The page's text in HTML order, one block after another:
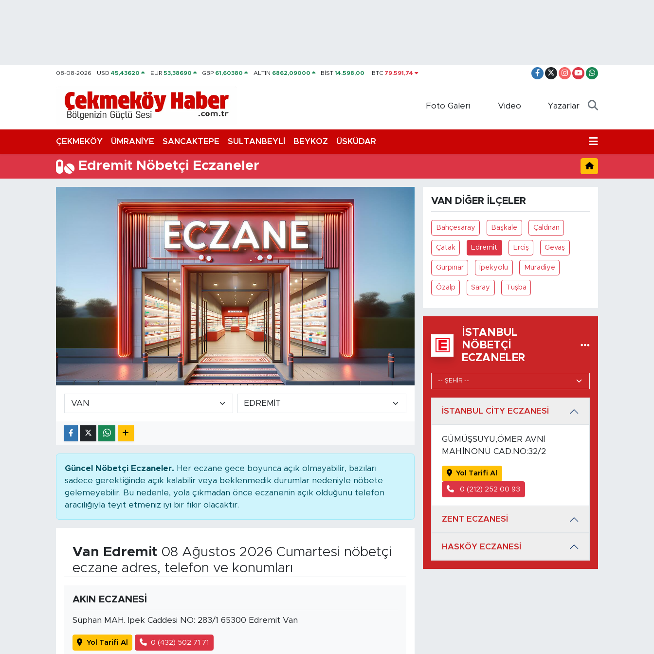
08-08-2026 USD45,43620 EUR 53,38690 GBP 61,60380 ALTIN 6862,09000 BİST14.598,00 BTC 79.591,74
Foto Galeri Video Yazarlar
ÇEKMEKÖY ÜMRANİYE SANCAKTEPE SULTANBEYLİ BEYKOZ ÜSKÜDAR
Edremit Nöbetçi Eczaneler
Güncel Nöbetçi Eczaneler. Her eczane gece boyunca açık olmayabilir, bazıları
sadece gerektiğinde açık kalabilir veya beklenmedik durumlar nedeniyle nöbete
gelemeyebilir. Bu nedenle, yola çıkmadan önce eczanenin açık olduğunu telefon
aracılığıyla teyit etmeniz iyi bir fikir olacaktır.
Van Edremit08 Ağustos 2026 Cumartesi nöbetçi
eczane adres, telefon ve konumları
AKIN ECZANESİ
Süphan MAH. Ipek Caddesi NO: 283/1 65300 Edremit Van
Yol Tarifi Al 0 (432) 502 71 71
VAN DIĞER İLÇELER
Bahçesaray Başkale Çaldıran
Çatak Edremit Erciş Gevaş
Gürpınar İpekyolu Muradiye
Özalp Saray Tuşba
İSTANBUL
NÖBETÇI
ECZANELER
İSTANBUL CİTY ECZANESİ
GÜMÜŞSUYU,ÖMER AVNİ
MAH.İNÖNÜ CAD.NO:32/2
Yol Tarifi Al
0 (212) 252 00 93
ZENT ECZANESİ
HASKÖY ECZANESİ
Trafik Durumu
Süper Lig Puan Durumu ve Fikstür
Tüm Manşetler
Son Dakika Haberleri